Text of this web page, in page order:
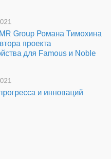
Group Романа Тимохина
проекта
для Famous и Noble
и инноваций